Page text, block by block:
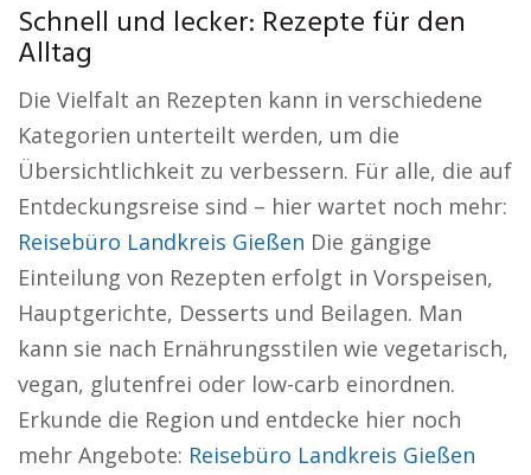
Schnell und lecker: Rezepte für den
Alltag
Die Vielfalt an Rezepten kann in verschiedene
Kategorien unterteilt werden, um die
Übersichtlichkeit zu verbessern. Für alle, die auf
Entdeckungsreise sind – hier wartet noch mehr:
Reisebüro Landkreis Gießen Die gängige
Einteilung von Rezepten erfolgt in Vorspeisen,
Hauptgerichte, Desserts und Beilagen. Man
kann sie nach Ernährungsstilen wie vegetarisch,
vegan, glutenfrei oder low-carb einordnen.
Erkunde die Region und entdecke hier noch
mehr Angebote: Reisebüro Landkreis Gießen